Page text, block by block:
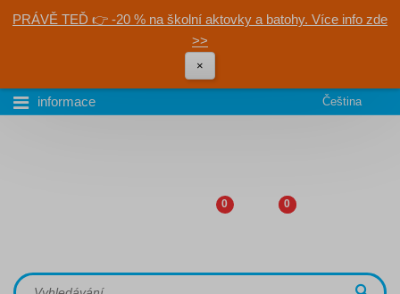
PRÁVĚ TEĎ 👉 -20 % na školní aktovky a batohy. Více info zde
>>
×
informace Čeština
0 0